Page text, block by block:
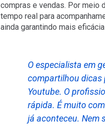
compras e vendas. Por meio
tempo real para
ainda garantindo mais
O especialista em
compartilhou dicas
Youtube. O
rápida. É muito
já aconteceu. Nem